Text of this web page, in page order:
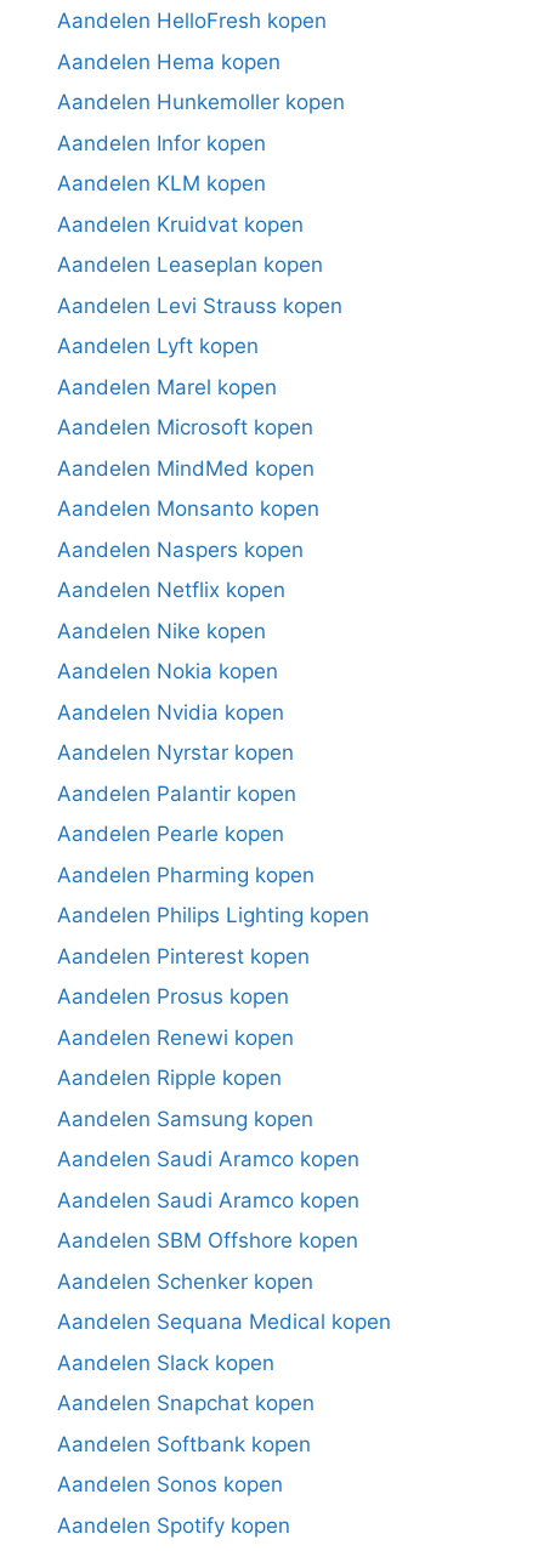
Aandelen HelloFresh kopen
Aandelen Hema kopen
Aandelen Hunkemoller kopen
Aandelen Infor kopen
Aandelen KLM kopen
Aandelen Kruidvat kopen
Aandelen Leaseplan kopen
Aandelen Levi Strauss kopen
Aandelen Lyft kopen
Aandelen Marel kopen
Aandelen Microsoft kopen
Aandelen MindMed kopen
Aandelen Monsanto kopen
Aandelen Naspers kopen
Aandelen Netflix kopen
Aandelen Nike kopen
Aandelen Nokia kopen
Aandelen Nvidia kopen
Aandelen Nyrstar kopen
Aandelen Palantir kopen
Aandelen Pearle kopen
Aandelen Pharming kopen
Aandelen Philips Lighting kopen
Aandelen Pinterest kopen
Aandelen Prosus kopen
Aandelen Renewi kopen
Aandelen Ripple kopen
Aandelen Samsung kopen
Aandelen Saudi Aramco kopen
Aandelen Saudi Aramco kopen
Aandelen SBM Offshore kopen
Aandelen Schenker kopen
Aandelen Sequana Medical kopen
Aandelen Slack kopen
Aandelen Snapchat kopen
Aandelen Softbank kopen
Aandelen Sonos kopen
Aandelen Spotify kopen